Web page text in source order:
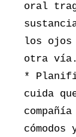
oral
los ojos
otra vía.
*
cuida
cómodos